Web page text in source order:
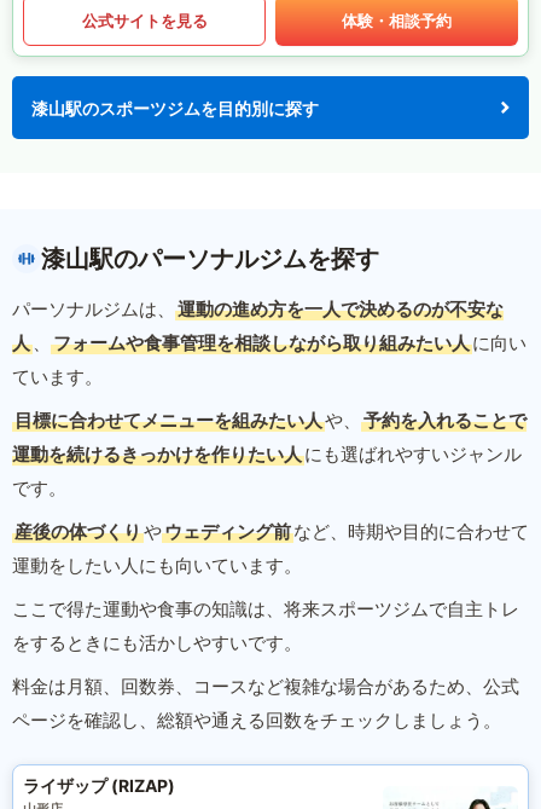
公式サイトを見る 体験・相談予約
漆山駅のスポーツジムを目的別に探す
漆山駅のパーソナルジムを探す
パーソナルジムは、
運動の進め方を一人で決めるのが不安な
人 、 フォームや食事管理を相談しながら取り組みたい人に向い
ています。
目標に合わせてメニューを組みたい人や、
予約を入れることで
運動を続けるきっかけを作りたい人にも選ばれやすいジャンル
です。
産後の体づくりやウェディング前など、時期や目的に合わせて
運動をしたい人にも向いています。
ここで得た運動や食事の知識は、将来スポーツジムで自主トレ
をするときにも活かしやすいです。
料金は月額、回数券、コースなど複雑な場合があるため、公式
ページを確認し、総額や通える回数をチェックしましょう。
ライザップ (RIZAP)